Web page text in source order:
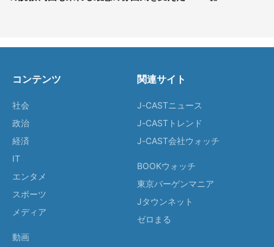
コンテンツ
社会
政治
経済
IT
エンタメ
スポーツ
メディア
動画
関連サイト
J-CASTニュース
J-CASTトレンド
J-CAST会社ウォッチ
BOOKウォッチ
東京バーゲンマニア
Jタウンネット
ゼロまる